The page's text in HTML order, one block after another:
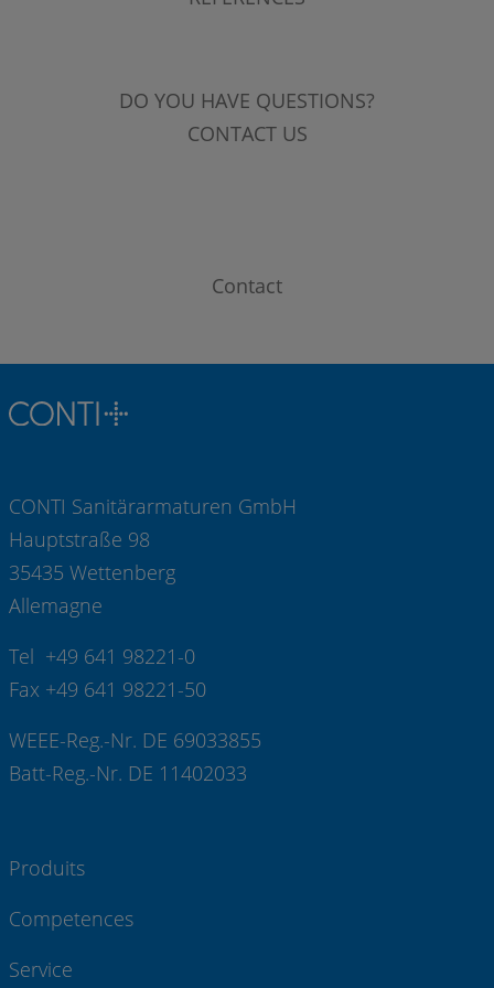
DO YOU HAVE QUESTIONS?
CONTACT US
Contact
CONTI Sanitärarmaturen GmbH
Hauptstraße 98
35435 Wettenberg
Allemagne
Tel +49 641 98221-0
Fax +49 641 98221-50
WEEE-Reg.-Nr. DE 69033855
Batt-Reg.-Nr. DE 11402033
Produits
Competences
Service